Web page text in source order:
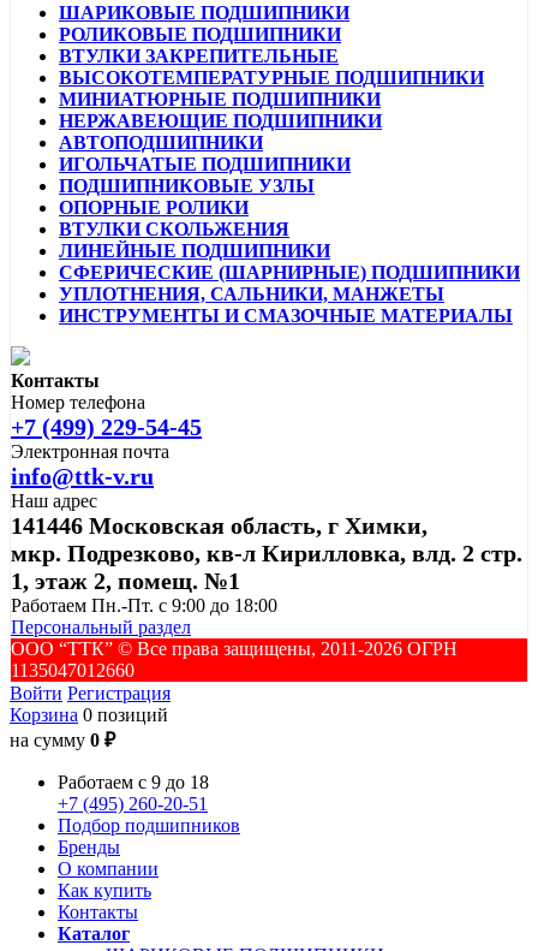
ШАРИКОВЫЕ ПОДШИПНИКИ
РОЛИКОВЫЕ ПОДШИПНИКИ
ВТУЛКИ ЗАКРЕПИТЕЛЬНЫЕ
ВЫСОКОТЕМПЕРАТУРНЫЕ ПОДШИПНИКИ
МИНИАТЮРНЫЕ ПОДШИПНИКИ
НЕРЖАВЕЮЩИЕ ПОДШИПНИКИ
АВТОПОДШИПНИКИ
ИГОЛЬЧАТЫЕ ПОДШИПНИКИ
ПОДШИПНИКОВЫЕ УЗЛЫ
ОПОРНЫЕ РОЛИКИ
ВТУЛКИ СКОЛЬЖЕНИЯ
ЛИНЕЙНЫЕ ПОДШИПНИКИ
СФЕРИЧЕСКИЕ (ШАРНИРНЫЕ) ПОДШИПНИКИ
УПЛОТНЕНИЯ, САЛЬНИКИ, МАНЖЕТЫ
ИНСТРУМЕНТЫ И СМАЗОЧНЫЕ МАТЕРИАЛЫ
Контакты
Номер телефона
+7 (499) 229-54-45
Электронная почта
info@ttk-v.ru
Наш адрес
141446 Московская область, г Химки,
мкр. Подрезково, кв-л Кирилловка, влд. 2 стр.
1, этаж 2, помещ. №1
Работаем Пн.-Пт. с 9:00 до 18:00
Персональный раздел
ООО “ТТК” ©️ Все права защищены, 2011-2026 ОГРН
1135047012660
Войти Регистрация
Корзина 0 позиций
на сумму 0 ₽
Работаем с 9 до 18
+7 (495) 260-20-51
Подбор подшипников
Бренды
О компании
Как купить
Контакты
Каталог